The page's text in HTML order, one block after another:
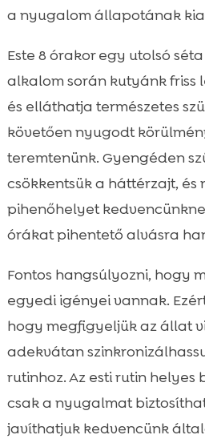
a nyugalom állapotának
Este 8 órakor egy utolsó
alkalom során kutyánk friss
és elláthatja természetes
követően nyugodt
teremtenünk. Gyengéden
csökkentsük a háttérzajt, és
pihenőhelyet
órákat pihentető alvásra
Fontos hangsúlyozni, hogy
egyedi igényei vannak.
hogy megfigyeljük az állat
adekvátan
rutinhoz. Az esti rutin
csak a nyugalmat
javíthatjuk kedvencünk